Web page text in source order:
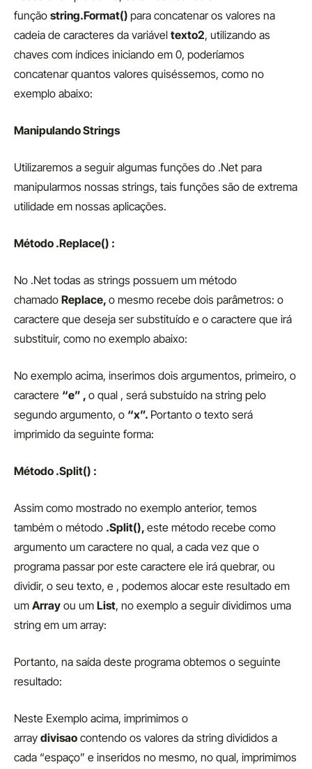
função string.Format() para concatenar os valores na
cadeia de caracteres da variável texto2, utilizando as
chaves com índices iniciando em 0, poderíamos
concatenar quantos valores quiséssemos, como no
exemplo abaixo:
Manipulando Strings
Utilizaremos a seguir algumas funções do .Net para
manipularmos nossas strings, tais funções são de extrema
utilidade em nossas aplicações.
Método .Replace() :
No .Net todas as strings possuem um método
chamado Replace, o mesmo recebe dois parâmetros: o
caractere que deseja ser substituído e o caractere que irá
substituir, como no exemplo abaixo:
No exemplo acima, inserimos dois argumentos, primeiro, o
caractere “e” , o qual , será substuído na string pelo
segundo argumento, o “x”. Portanto o texto será
imprimido da seguinte forma:
Método .Split() :
Assim como mostrado no exemplo anterior, temos
também o método .Split(), este método recebe como
argumento um caractere no qual, a cada vez que o
programa passar por este caractere ele irá quebrar, ou
dividir, o seu texto, e , podemos alocar este resultado em
um Array ou um List, no exemplo a seguir dividimos uma
string em um array:
Portanto, na saída deste programa obtemos o seguinte
resultado:
Neste Exemplo acima, imprimimos o
array divisao contendo os valores da string divididos a
cada “espaço” e inseridos no mesmo, no qual, imprimimos